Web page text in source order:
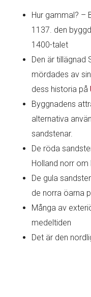
Hur gammal? –
1137. den
1400-talet
Den är tillägnad
mördades av
dess historia på
Byggnadens
alternativa
sandstenar.
De röda
Holland norr om
De gula
de norra öarna
Många av
medeltiden
Det är den